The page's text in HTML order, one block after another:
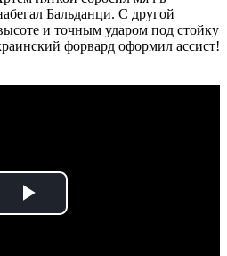
Бальданци. С другой
и точным ударом под стойку
форвард оформил ассист!
Play